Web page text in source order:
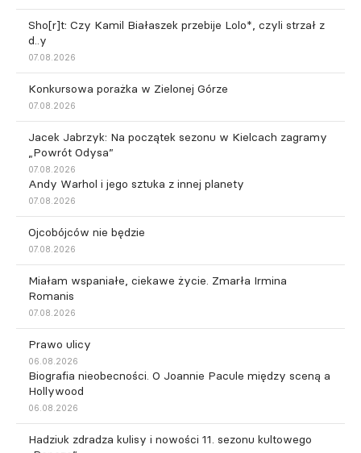
Sho[r]t: Czy Kamil Białaszek przebije Lolo*, czyli strzał z
d..y
07.08.2026
Konkursowa porażka w Zielonej Górze
07.08.2026
Jacek Jabrzyk: Na początek sezonu w Kielcach zagramy
„Powrót Odysa”
07.08.2026
Andy Warhol i jego sztuka z innej planety
07.08.2026
Ojcobójców nie będzie
07.08.2026
Miałam wspaniałe, ciekawe życie. Zmarła Irmina
Romanis
07.08.2026
Prawo ulicy
06.08.2026
Biografia nieobecności. O Joannie Pacule między sceną a
Hollywood
06.08.2026
Hadziuk zdradza kulisy i nowości 11. sezonu kultowego